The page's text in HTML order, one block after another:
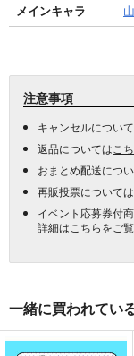
メインキャラ
注意事項
キャンセルについ
返品については こ
おまとめ配送につ
再販投票については
イベント応募券付
詳細は こちらをご
一緒に買われてい